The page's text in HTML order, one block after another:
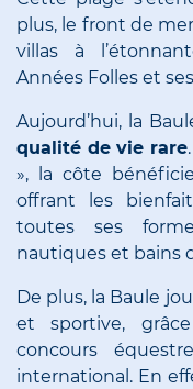
plus, le front de
villas à
Années Folles et
Aujourd’hui, la
qualité de vie rare
», la côte
offrant les
toutes ses
nautiques et bains
De plus, la Baule
et sportive,
concours
international. En